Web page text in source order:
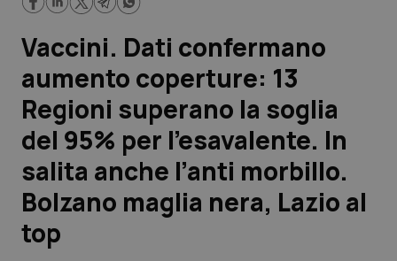
Lavoro e Professioni
Scienza e Farmaci
Studi e Analisi
Lettere al direttore
Edizioni Regionali
QS Pro
Vaccini. Dati confermano
aumento coperture: 13
Regioni superano la soglia
del 95% per l’esavalente. In
salita anche l’anti morbillo.
Bolzano maglia nera, Lazio al
top